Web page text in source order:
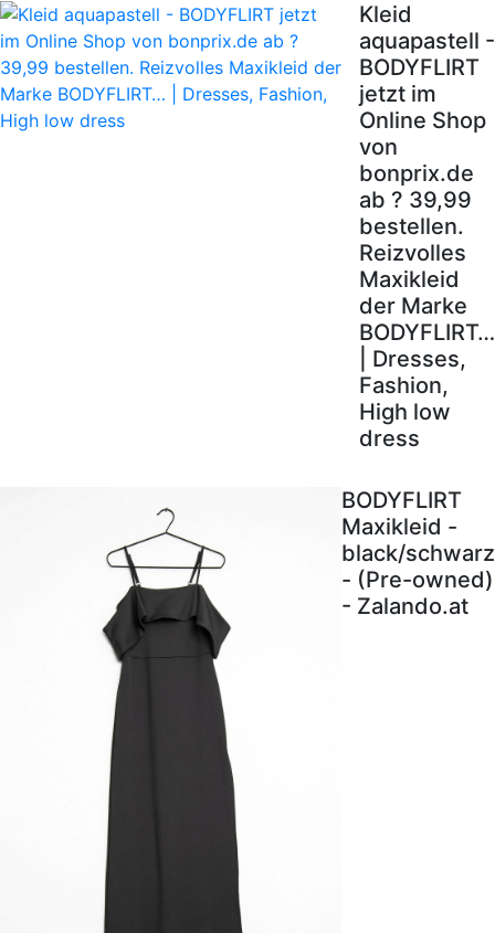
Kleid
aquapastell -
BODYFLIRT
jetzt im
Online Shop
von
bonprix.de
ab ? 39,99
bestellen.
Reizvolles
Maxikleid
der Marke
BODYFLIRT…
| Dresses,
Fashion,
High low
dress
BODYFLIRT
Maxikleid -
black/schwarz
- (Pre-owned)
- Zalando.at